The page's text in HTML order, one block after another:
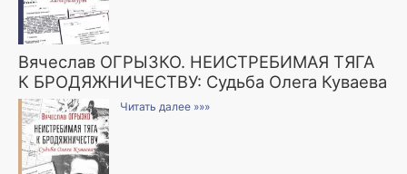
Вячеслав ОГРЫЗКО. НЕИСТРЕБИМАЯ ТЯГА
К БРОДЯЖНИЧЕСТВУ: Судьба Олега Куваева
Читать далее »»»